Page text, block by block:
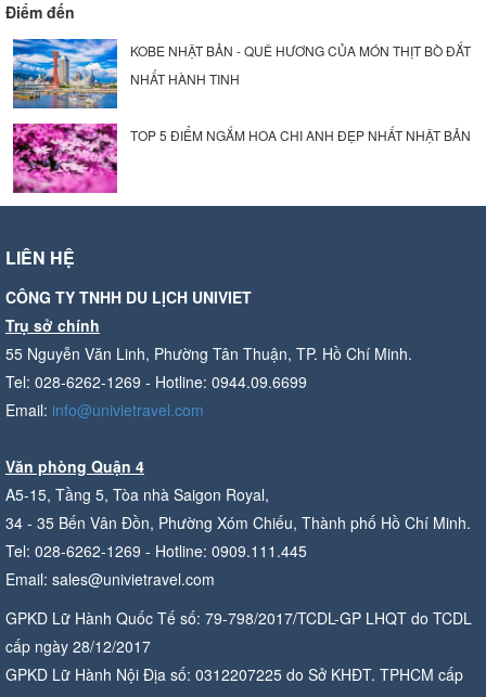
Điểm đến
KOBE NHẬT BẢN - QUÊ HƯƠNG CỦA MÓN THỊT BÒ ĐẮT
NHẤT HÀNH TINH
TOP 5 ĐIỂM NGẮM HOA CHI ANH ĐẸP NHẤT NHẬT BẢN
LIÊN HỆ
CÔNG TY TNHH DU LỊCH UNIVIET
Trụ sở chính
55 Nguyễn Văn Linh, Phường Tân Thuận, TP. Hồ Chí Minh.
Tel: 028-6262-1269 - Hotline: 0944.09.6699
Email: info@univietravel.com
Văn phòng Quận 4
A5-15, Tầng 5, Tòa nhà Saigon Royal,
34 - 35 Bến Vân Đồn, Phường Xóm Chiếu, Thành phố Hồ Chí Minh.
Tel: 028-6262-1269 - Hotline: 0909.111.445
Email: sales@univietravel.com
GPKD Lữ Hành Quốc Tế số: 79-798/2017/TCDL-GP LHQT do TCDL
cấp ngày 28/12/2017
GPKD Lữ Hành Nội Địa số: 0312207225 do Sở KHĐT. TPHCM cấp